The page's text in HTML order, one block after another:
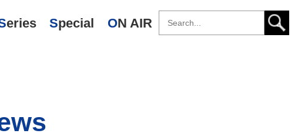
Series Special ON AIR